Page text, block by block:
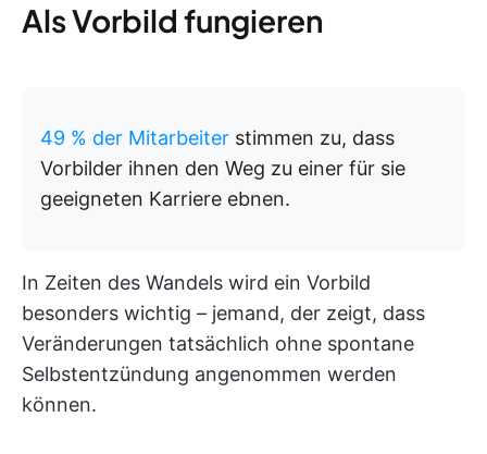
Als Vorbild fungieren
49 % der Mitarbeiter stimmen zu, dass
Vorbilder ihnen den Weg zu einer für sie
geeigneten Karriere ebnen.
In Zeiten des Wandels wird ein Vorbild
besonders wichtig – jemand, der zeigt, dass
Veränderungen tatsächlich ohne spontane
Selbstentzündung angenommen werden
können.